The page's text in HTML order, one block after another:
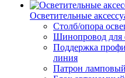
Осветительные
Столб/опора
Шинопровод для
Поддержка
линия
Патрон ламповый